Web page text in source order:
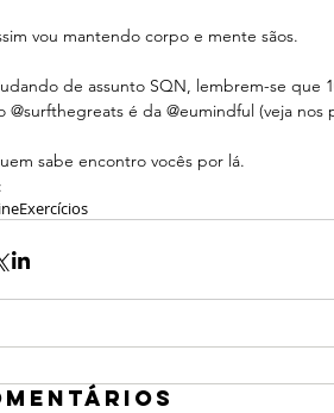
vou mantendo corpo e mente sãos.
de assunto SQN, lembrem-se que
@surfthegreats é da @eumindful (veja nos
sabe encontro vocês por lá.
Exercícios